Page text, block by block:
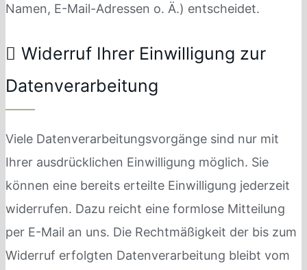
Namen, E-Mail-Adressen o. Ä.) entscheidet.
Widerruf Ihrer Einwilligung zur
Datenverarbeitung
Viele Datenverarbeitungsvorgänge sind nur mit
Ihrer ausdrücklichen Einwilligung möglich. Sie
können eine bereits erteilte Einwilligung jederzeit
widerrufen. Dazu reicht eine formlose Mitteilung
per E-Mail an uns. Die Rechtmäßigkeit der bis zum
Widerruf erfolgten Datenverarbeitung bleibt vom